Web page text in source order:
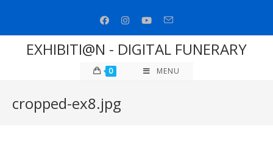
contenuto
EXHIBITI@N - DIGITAL FUNERARY
0 MENU
cropped-ex8.jpg